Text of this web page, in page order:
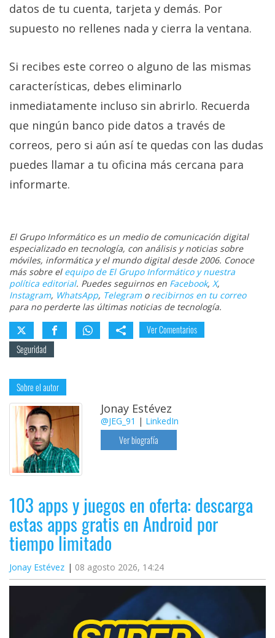
datos de tu cuenta, tarjeta y demás. Por
supuesto no rellenes nada y cierra la ventana.
Si recibes este correo o alguno de las mismas
características, debes eliminarlo
inmediatamente incluso sin abrirlo. Recuerda
que ningún banco pide datos a través de
correos, pero si aún así te quedas con las dudas
puedes llamar a tu oficina más cercana para
informarte.
El Grupo Informático es un medio de comunicación digital
especializado en tecnología, con análisis y noticias sobre
móviles, informática y el mundo digital desde 2006. Conoce
más sobre el equipo de El Grupo Informático y nuestra
política editorial. Puedes seguirnos en Facebook, X,
Instagram, WhatsApp, Telegramo recibirnos en tu correo
para no perderte las últimas noticias de tecnología.
Ver Comentarios
Seguridad
Sobre el autor
Jonay Estévez
@JEG_91 | LinkedIn
Ver biografía
103 apps y juegos en oferta: descarga
estas apps gratis en Android por
tiempo limitado
Jonay Estévez 08 agosto 2026, 14:24